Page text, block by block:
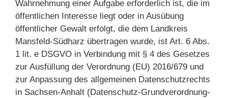
Wahrnehmung einer Aufgabe erforderlich ist, die im
öffentlichen Interesse liegt oder in Ausübung
öffentlicher Gewalt erfolgt, die dem Landkreis
Mansfeld-Südharz übertragen wurde, ist Art. 6 Abs.
1 lit. e DSGVO in Verbindung mit § 4 des Gesetzes
zur Ausfüllung der Verordnung (EU) 2016/679 und
zur Anpassung des allgemeinen Datenschutzrechts
in Sachsen-Anhalt (Datenschutz-Grundverordnung-